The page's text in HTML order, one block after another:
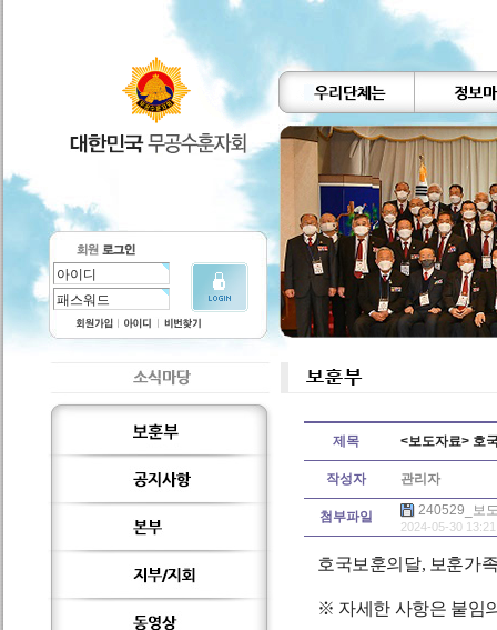
제목 <보도자료> 호
작성자 관리자
첨부파일 240529_보
2024-05-30
호국보훈의달, 보훈가
※ 자세한 사항은 붙임